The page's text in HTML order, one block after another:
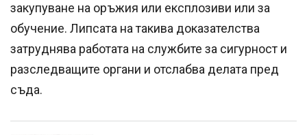
закупуване на оръжия или експлозиви или за
обучение. Липсата на такива доказателства
затруднява работата на службите за сигурност и
разследващите органи и отслабва делата пред
съда.